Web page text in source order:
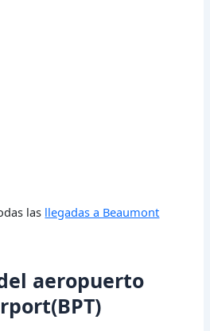
las llegadas a Beaumont
aeropuerto